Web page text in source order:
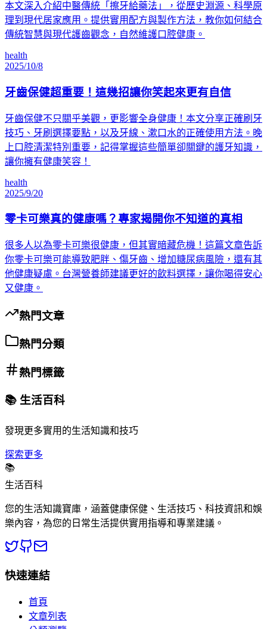
本文深入介紹中醫傳統「擦牙給藥法」，從歷史淵源、科學原
理到現代居家應用。提供實用配方與製作方法，教你如何結合
傳統智慧與現代護齒觀念，自然維護口腔健康。
health
2025/10/8
牙齒保健超重要！這幾招讓你笑起來更有自信
牙齒保健不只關乎美觀，更影響全身健康！本文分享正確刷牙
技巧、牙刷選擇要點，以及牙線、漱口水的正確使用方法。晚
上口腔清潔特別重要，記得掌握這些簡單卻關鍵的護牙知識，
讓你擁有健康笑容！
health
2025/9/20
零卡可樂真的健康嗎？專家揭開你不知道的真相
很多人以為零卡可樂很健康，但其實暗藏危機！這篇文章告訴
你零卡可樂可能導致肥胖、傷牙齒、增加糖尿病風險，還有其
他健康疑慮。台灣營養師建議更好的飲料選擇，讓你喝得安心
又健康。
熱門文章
熱門分類
熱門標籤
📚 生活百科
發現更多實用的生活知識和技巧
探索更多
📚
生活百科
您的生活知識寶庫，涵蓋健康保健、生活技巧、科技資訊和娛
樂內容，為您的日常生活提供實用指導和專業建議。
快速連結
首頁
文章列表